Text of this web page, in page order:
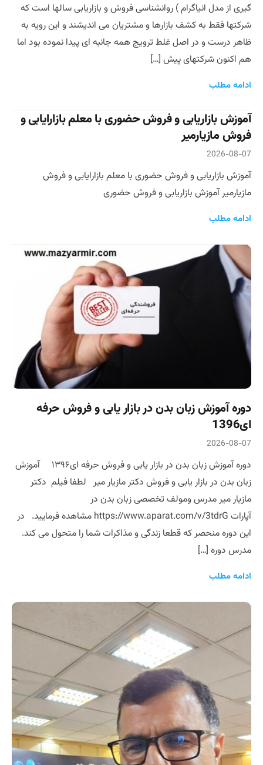
گیری از مدل انیاگرام ) روانشناسی فروش و بازاریابی سالها است که
شرکتها فقط به کشف بازارها و مشتریان می اندیشند و این رویه به
ظاهر درست و در اصل غلط ترویج همه جانبه ای پیدا نموده بود اما
هم اکنون شرکتهای پیش […]
ادامه مطلب
آموزش بازاریابی و فروش حضوری با معلم بازارایابی و
فروش مازیارمیر
2026-08-07
آموزش بازاریابی و فروش حضوری با معلم بازارایابی و فروش
مازیارمیر آموزش بازاریابی و فروش حضوری
ادامه مطلب
دوره آموزش زبان بدن در بازار یابی و فروش حرفه
ای1396
2026-08-07
دوره آموزش زبان بدن در بازار یابی و فروش حرفه ای۱۳۹۶ آموزش
زبان بدن در بازار یابی و فروش دکتر مازیار میر لطفا فیلم دکتر
مازیار میر مدرس ومولف تخصصی زبان بدن در
آپارات https://www.aparat.com/v/3tdrG مشاهده فرمایید. در
این دوره منحصر که قطعا زندگی و مذاکرات شما را متحول می کند.
مدرس دوره […]
ادامه مطلب